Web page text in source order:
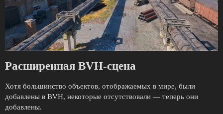
Расширенная BVH-сцена
Хотя большинство объектов, отображаемых в мире, были
добавлены в BVH, некоторые отсутствовали — теперь они
добавлены.